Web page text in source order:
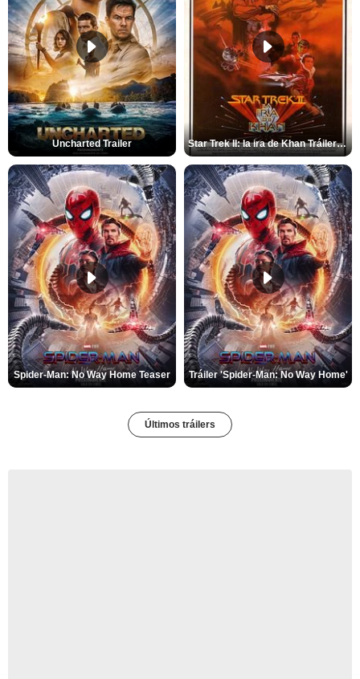
Uncharted Trailer Star Trek II: la ira de Khan Tráiler VO
Spider-Man: No Way Home Teaser Tráiler 'Spider-Man: No Way Home'
Últimos tráilers